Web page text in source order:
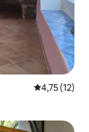
Gemiddelde
4,75 (12)